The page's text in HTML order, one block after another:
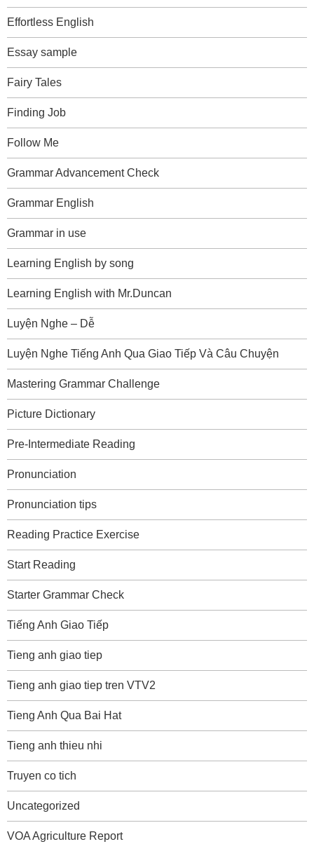
Effortless English
Essay sample
Fairy Tales
Finding Job
Follow Me
Grammar Advancement Check
Grammar English
Grammar in use
Learning English by song
Learning English with Mr.Duncan
Luyện Nghe – Dễ
Luyện Nghe Tiếng Anh Qua Giao Tiếp Và Câu Chuyện
Mastering Grammar Challenge
Picture Dictionary
Pre-Intermediate Reading
Pronunciation
Pronunciation tips
Reading Practice Exercise
Start Reading
Starter Grammar Check
Tiếng Anh Giao Tiếp
Tieng anh giao tiep
Tieng anh giao tiep tren VTV2
Tieng Anh Qua Bai Hat
Tieng anh thieu nhi
Truyen co tich
Uncategorized
VOA Agriculture Report